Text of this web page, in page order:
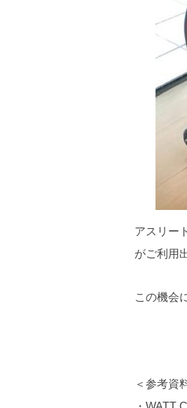
アスリー
がご利用
この機会
＜参考資